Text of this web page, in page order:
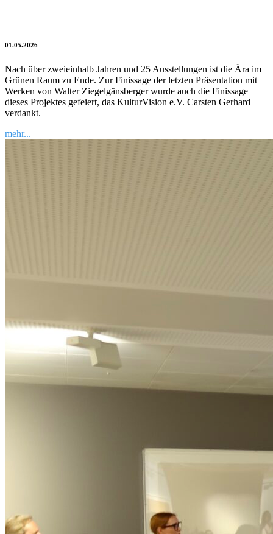
01.05.2026
Nach über zweieinhalb Jahren und 25 Ausstellungen ist die Ära im
Grünen Raum zu Ende. Zur Finissage der letzten Präsentation mit
Werken von Walter Ziegelgänsberger wurde auch die Finissage
dieses Projektes gefeiert, das KulturVision e.V. Carsten Gerhard
verdankt.
mehr...